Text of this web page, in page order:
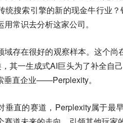
统搜索引擎的新的现金牛行业
常识去分析这家公司。
域存在很好的观察样本。这个
其一生成式AI巨头为了补全自
垂直企业——Perplexity。
垂直的赛道，Perplexity属于最